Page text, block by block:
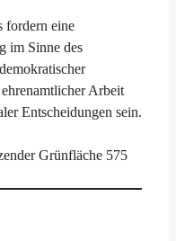
fordern eine
im Sinne des
Arbeit
Entscheidungen sein.
Grünfläche 575